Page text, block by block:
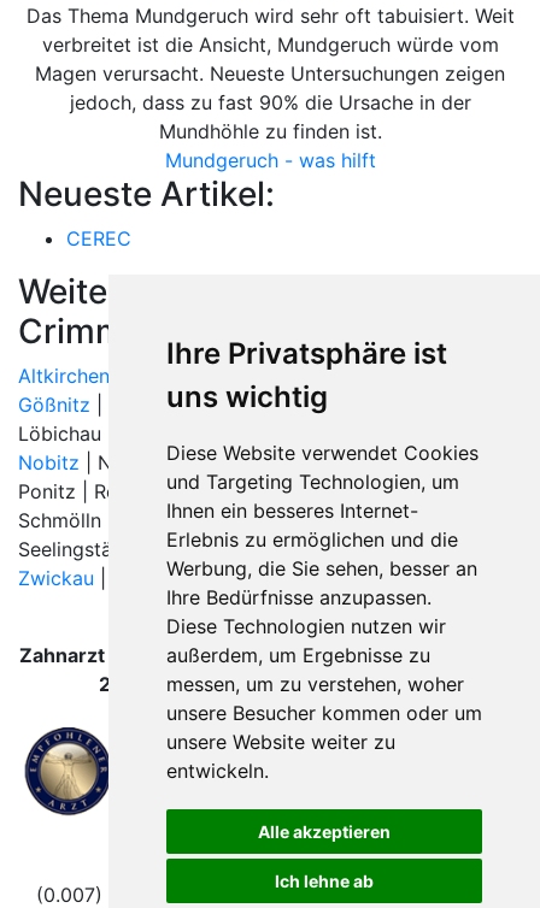
Ihre Privatsphäre ist
uns wichtig
Diese Website verwendet Cookies
und Targeting Technologien, um
Ihnen ein besseres Internet-
Erlebnis zu ermöglichen und die
Werbung, die Sie sehen, besser an
Ihre Bedürfnisse anzupassen.
Diese Technologien nutzen wir
außerdem, um Ergebnisse zu
messen, um zu verstehen, woher
unsere Besucher kommen oder um
unsere Website weiter zu
entwickeln.
Alle akzeptieren
Ich lehne ab
Das Thema Mundgeruch wird sehr oft tabuisiert. Weit
verbreitet ist die Ansicht, Mundgeruch würde vom
Magen verursacht. Neueste Untersuchungen zeigen
jedoch, dass zu fast 90% die Ursache in der
Mundhöhle zu finden ist.
Mundgeruch - was hilft
Neueste Artikel:
CEREC
Weitere Orte in der Nähe von
Crimmitschau
Altkirchen Dobitschen
Gößnitz | Jonaswalde |Langenbernsdorf
Löbichau |
Nobitz | Nöbdenitz | Oberrothenbach | Oberwiera |
Ponitz | Remse | Rückersdorf (Thüringen) | Saara bei
Schmölln |
Schmölln| Schönberg (Sachsen) |
Seelingstädt |
Thonhausen|Werdau|Windischleuba
Zwickau
Zahnarzt Crimmitschau wurde zuletzt am 08. August
2026 um 00:00:08 Uhr aktualisiert.
Folgen Sie uns
(0.007) © 2004 - 2026 DEV AG |Zahnarztsuche